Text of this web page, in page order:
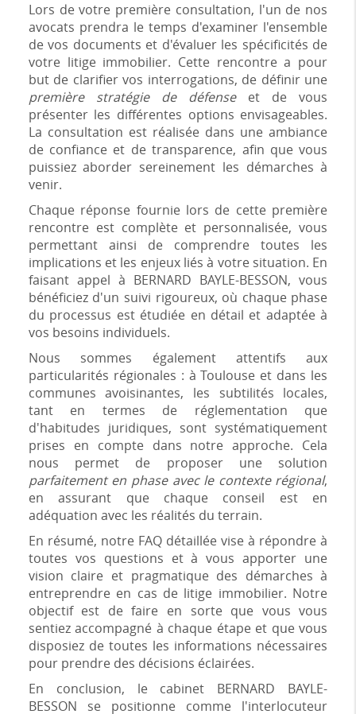
Lors de votre première consultation, l'un de nos
avocats prendra le temps d'examiner l'ensemble
de vos documents et d'évaluer les spécificités de
votre litige immobilier. Cette rencontre a pour
but de clarifier vos interrogations, de définir une
première stratégie de défenseet de vous
présenter les différentes options envisageables.
La consultation est réalisée dans une ambiance
de confiance et de transparence, afin que vous
puissiez aborder sereinement les démarches à
venir.
Chaque réponse fournie lors de cette première
rencontre est complète et personnalisée, vous
permettant ainsi de comprendre toutes les
implications et les enjeux liés à votre situation. En
faisant appel à BERNARD BAYLE-BESSON, vous
bénéficiez d'un suivi rigoureux, où chaque phase
du processus est étudiée en détail et adaptée à
vos besoins individuels.
Nous sommes également attentifs aux
particularités régionales : à Toulouse et dans les
communes avoisinantes, les subtilités locales,
tant en termes de réglementation que
d'habitudes juridiques, sont systématiquement
prises en compte dans notre approche. Cela
nous permet de proposer une solution
parfaitement en phase avec le contexte régional,
en assurant que chaque conseil est en
adéquation avec les réalités du terrain.
En résumé, notre FAQ détaillée vise à répondre à
toutes vos questions et à vous apporter une
vision claire et pragmatique des démarches à
entreprendre en cas de litige immobilier. Notre
objectif est de faire en sorte que vous vous
sentiez accompagné à chaque étape et que vous
disposiez de toutes les informations nécessaires
pour prendre des décisions éclairées.
En conclusion, le cabinet BERNARD BAYLE-
BESSON se positionne comme l'interlocuteur